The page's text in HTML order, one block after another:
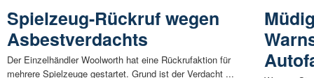
Spielzeug-Rückruf wegen
Asbestverdachts
Der Einzelhändler Woolworth hat eine Rückrufaktion für
mehrere Spielzeuge gestartet. Grund ist der Verdacht ...